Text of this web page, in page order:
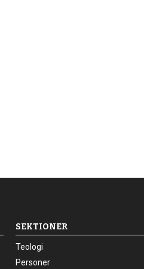
SEKTIONER
24.0:
Teologi
25.0:
Personer